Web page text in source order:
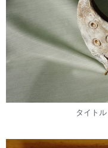
タイト